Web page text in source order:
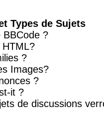
Types de Sujets
BBCode ?
HTML?
?
Images?
?
it ?
de discussions